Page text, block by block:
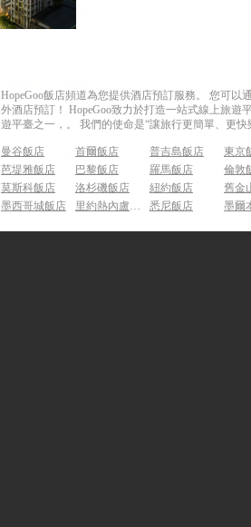
HopeGoo飯店頻道為您提供酒店預訂服務。 您可
外酒店預訂！ HopeGoo致力於打造一站式線上旅
遊平臺之一，。 我們的使命是“讓旅行更簡單、更
曼谷飯店 首爾飯店 普吉島飯店
東京
芭堤雅飯店
巴黎飯店 羅馬飯店
倫敦
莫斯科飯店
洛杉磯飯店 紐約飯店
舊金
墨西哥城飯店
里約熱內盧飯店 悉尼飯店 墨爾